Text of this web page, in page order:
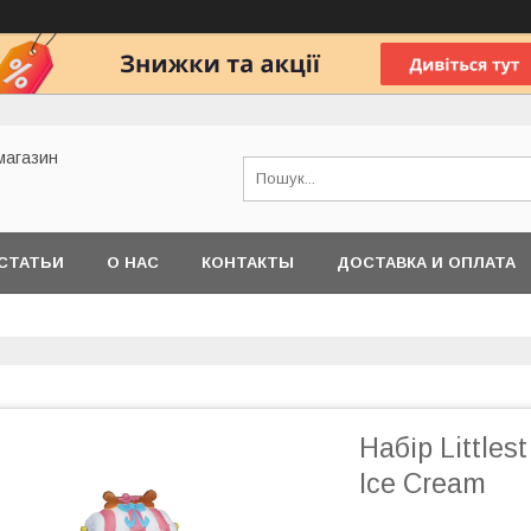
О НАС КОНТАКТЫ ДОСТАВКА И ОПЛАТА
Набір
Ice Cream